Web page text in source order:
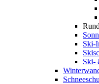
Ski-
Ski-